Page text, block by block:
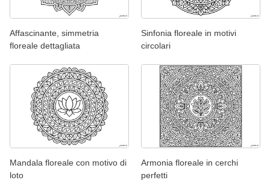
Affascinante, simmetria
floreale dettagliata
Sinfonia floreale in motivi
circolari
Mandala floreale con motivo di
loto
Armonia floreale in cerchi
perfetti